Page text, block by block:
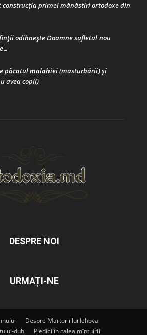
construcţia primei mănăstiri ortodoxe din
odihnește Doamne sufletul nou
păcatul malahiei (masturbării) şi
avea copii)
DESPRE NOI
URMAȚI-NE
Despre Martorii lui Iehova
duh
Piedici în calea mîntuirii